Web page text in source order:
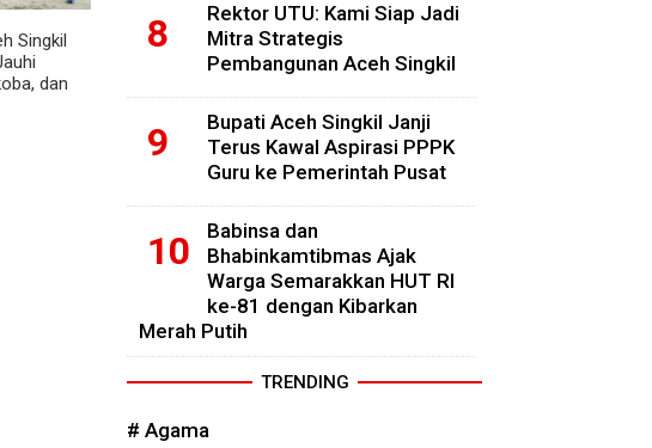
Singkil
dan
Rektor UTU: Kami Siap Jadi
Mitra Strategis
Pembangunan Aceh Singkil
Bupati Aceh Singkil Janji
Terus Kawal Aspirasi PPPK
Guru ke Pemerintah Pusat
Babinsa dan
Bhabinkamtibmas Ajak
Warga Semarakkan HUT RI
ke-81 dengan Kibarkan
Merah Putih
TRENDING
# Agama